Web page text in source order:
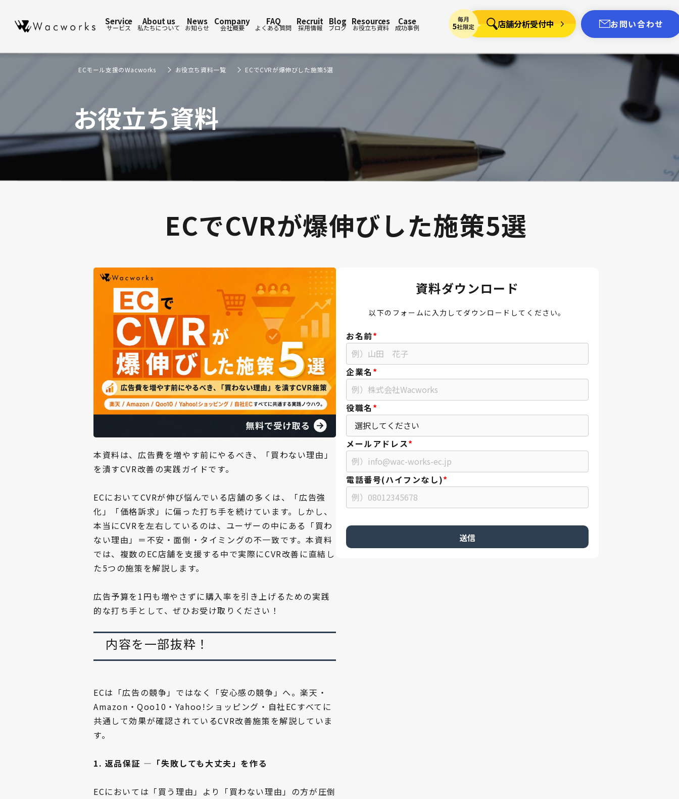
Service
サービス
About us
私たちについて
News
お知らせ
Company
会社概要
FAQ
よくある質問
Recruit
採用情報
Blog
ブログ
Resources
お役立ち資料
Case
成功事例 店舗分析受付中 お問い合わせ
お役立ち資料
ECモール支援のWacworks お役立ち資料一覧 ECでCVRが爆伸びした施策5選
ECでCVRが爆伸びした施策5選
本資料は、広告費を増やす前にやるべき、「買わない理由」
を潰すCVR改善の実践ガイドです。
ECにおいてCVRが伸び悩んでいる店舗の多くは、「広告強
化」「価格訴求」に偏った打ち手を続けています。しかし、
本当にCVRを左右しているのは、ユーザーの中にある「買わ
ない理由」＝不安・面倒・タイミングの不一致です。本資料
では、複数のEC店舗を支援する中で実際にCVR改善に直結し
た5つの施策を解説します。
広告予算を1円も増やさずに購入率を引き上げるための実践
的な打ち手として、ぜひお受け取りください！
内容を一部抜粋！
ECは「広告の競争」ではなく「安心感の競争」へ。楽天・
Amazon・Qoo10・Yahoo!ショッピング・自社ECすべてに
共通して効果が確認されているCVR改善施策を解説していま
す。
1. 返品保証 ―「失敗しても大丈夫」を作る
ECにおいては「買う理由」より「買わない理由」の方が圧倒
資料ダウンロード
以下のフォームに入力してダウンロードしてください。
お名前*
企業名*
役職名*
メールアドレス*
電話番号(ハイフンなし)*